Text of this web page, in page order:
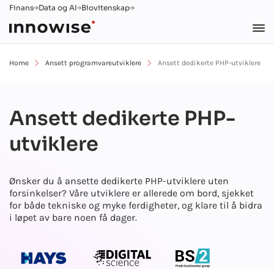
Finans Data og AI Biovitenskap
Home Ansett programvareutviklere Ansett dedikerte PHP-utviklere
Ansett dedikerte PHP-
utviklere
Ønsker du å ansette dedikerte PHP-utviklere uten
forsinkelser? Våre utviklere er allerede om bord, sjekket
for både tekniske og myke ferdigheter, og klare til å bidra
i løpet av bare noen få dager.